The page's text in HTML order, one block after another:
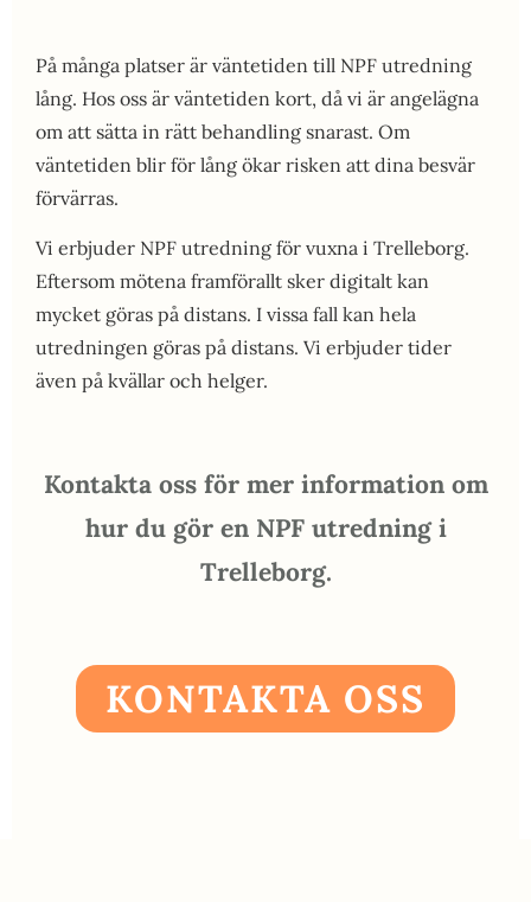
På många platser är väntetiden till NPF utredning
lång. Hos oss är väntetiden kort, då vi är angelägna
om att sätta in rätt behandling snarast. Om
väntetiden blir för lång ökar risken att dina besvär
förvärras.
Vi erbjuder NPF utredning för vuxna i Trelleborg.
Eftersom mötena framförallt sker digitalt kan
mycket göras på distans. I vissa fall kan hela
utredningen göras på distans. Vi erbjuder tider
även på kvällar och helger.
Kontakta oss för mer information om
hur du gör en NPF utredning i
Trelleborg.
KONTAKTA OSS